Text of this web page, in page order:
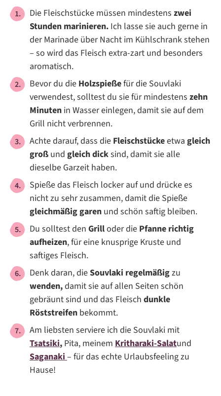
Die Fleischstücke müssen mindestens zwei
Stunden marinieren. Ich lasse sie auch gerne in
der Marinade über Nacht im Kühlschrank stehen
– so wird das Fleisch extra-zart und besonders
aromatisch.
Bevor du die Holzspießefür die Souvlaki
verwendest, solltest du sie für mindestens zehn
Minuten in Wasser einlegen, damit sie auf dem
Grill nicht verbrennen.
Achte darauf, dass die Fleischstückeetwa gleich
groß und gleich dicksind, damit sie alle
dieselbe Garzeit haben.
Spieße das Fleisch locker auf und drücke es
nicht zu sehr zusammen, damit die Spieße
gleichmäßig garen und schön saftig bleiben.
Du solltest den Grilloder die Pfanne richtig
aufheizen, für eine knusprige Kruste und
saftiges Fleisch.
Denk daran, dieSouvlaki regelmäßigzu
wenden,damit sie auf allen Seiten schön
gebräunt sind und das Fleisch dunkle
Röststreifen bekommt.
Am liebsten serviere ich die Souvlaki mit
Tsatsiki, Pita, meinem Kritharaki-Salatund
Saganaki– für das echte Urlaubsfeeling zu
Hause!